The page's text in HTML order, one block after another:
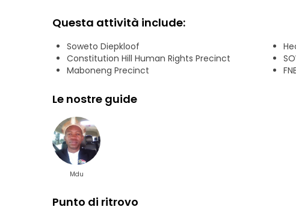
Via Villakazi
Museo Hector Peterson
Soweto e un pranzo a buffet africano
La durata è di circa 8 ore, ma può essere adattata ai
questo e altri tour.
Questa attività include:
Soweto Diepkloof
Constitution Hill Human Rights Precinct
Maboneng Precinct
Le nostre guide
Mdu
Punto di ritrovo